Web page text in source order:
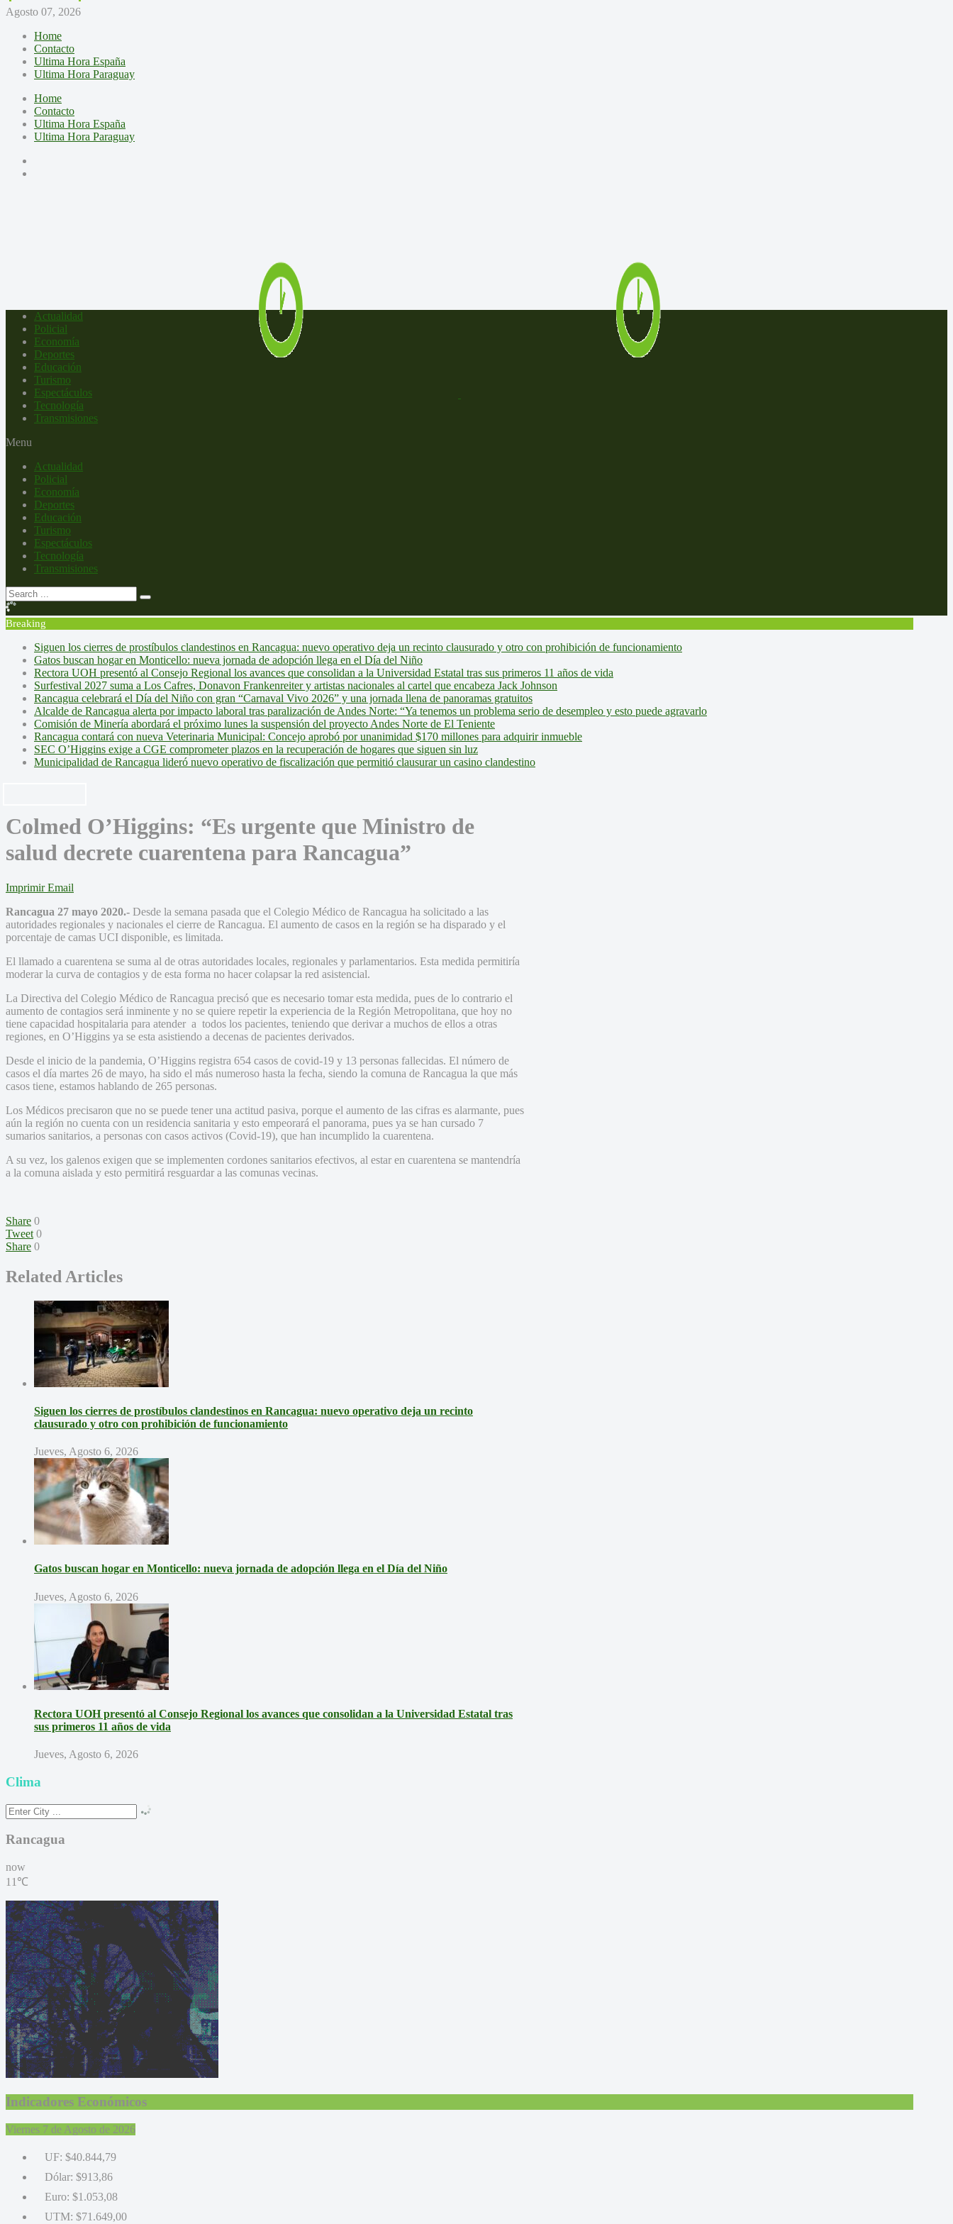
Agosto 07, 2026
Home
Contacto
Ultima Hora España
Ultima Hora Paraguay
Home
Contacto
Ultima Hora España
Ultima Hora Paraguay
Actualidad
Policial
Economía
Deportes
Educación
Turismo
Espectáculos
Tecnología
Transmisiones
Menu
Actualidad
Policial
Economía
Deportes
Educación
Turismo
Espectáculos
Tecnología
Transmisiones
Breaking
Siguen los cierres de prostíbulos clandestinos en Rancagua: nuevo operativo deja un recinto clausurado y otro con prohibición de funcionamiento
Gatos buscan hogar en Monticello: nueva jornada de adopción llega en el Día del Niño
Rectora UOH presentó al Consejo Regional los avances que consolidan a la Universidad Estatal tras sus primeros 11 años de vida
Surfestival 2027 suma a Los Cafres, Donavon Frankenreiter y artistas nacionales al cartel que encabeza Jack Johnson
Rancagua celebrará el Día del Niño con gran “Carnaval Vivo 2026” y una jornada llena de panoramas gratuitos
Alcalde de Rancagua alerta por impacto laboral tras paralización de Andes Norte: “Ya tenemos un problema serio de desempleo y esto puede agravarlo
Comisión de Minería abordará el próximo lunes la suspensión del proyecto Andes Norte de El Teniente
Rancagua contará con nueva Veterinaria Municipal: Concejo aprobó por unanimidad $170 millones para adquirir inmueble
SEC O’Higgins exige a CGE comprometer plazos en la recuperación de hogares que siguen sin luz
Municipalidad de Rancagua lideró nuevo operativo de fiscalización que permitió clausurar un casino clandestino
Colmed O’Higgins: “Es urgente que Ministro de
salud decrete cuarentena para Rancagua”
Imprimir Email
Rancagua 27 mayo 2020.- Desde la semana pasada que el Colegio Médico de Rancagua ha solicitado a las
autoridades regionales y nacionales el cierre de Rancagua. El aumento de casos en la región se ha disparado y el
porcentaje de camas UCI disponible, es limitada.
El llamado a cuarentena se suma al de otras autoridades locales, regionales y parlamentarios. Esta medida permitiría
moderar la curva de contagios y de esta forma no hacer colapsar la red asistencial.
La Directiva del Colegio Médico de Rancagua precisó que es necesario tomar esta medida, pues de lo contrario el
aumento de contagios será inminente y no se quiere repetir la experiencia de la Región Metropolitana, que hoy no
tiene capacidad hospitalaria para atender a todos los pacientes, teniendo que derivar a muchos de ellos a otras
regiones, en O’Higgins ya se esta asistiendo a decenas de pacientes derivados.
Desde el inicio de la pandemia, O’Higgins registra 654 casos de covid-19 y 13 personas fallecidas. El número de
casos el día martes 26 de mayo, ha sido el más numeroso hasta la fecha, siendo la comuna de Rancagua la que más
casos tiene, estamos hablando de 265 personas.
Los Médicos precisaron que no se puede tener una actitud pasiva, porque el aumento de las cifras es alarmante, pues
aún la región no cuenta con un residencia sanitaria y esto empeorará el panorama, pues ya se han cursado 7
sumarios sanitarios, a personas con casos activos (Covid-19), que han incumplido la cuarentena.
A su vez, los galenos exigen que se implementen cordones sanitarios efectivos, al estar en cuarentena se mantendría
a la comuna aislada y esto permitirá resguardar a las comunas vecinas.
Share 0
Tweet 0
Share 0
Related Articles
Siguen los cierres de prostíbulos clandestinos en Rancagua: nuevo operativo deja un recinto
clausurado y otro con prohibición de funcionamiento
Jueves, Agosto 6, 2026
Gatos buscan hogar en Monticello: nueva jornada de adopción llega en el Día del Niño
Jueves, Agosto 6, 2026
Rectora UOH presentó al Consejo Regional los avances que consolidan a la Universidad Estatal tras
sus primeros 11 años de vida
Jueves, Agosto 6, 2026
Clima
Rancagua
now
11℃
Indicadores Económicos
Viernes 7 de Agosto de 2026
UF: $40.844,79
Dólar: $913,86
Euro: $1.053,08
UTM: $71.649,00